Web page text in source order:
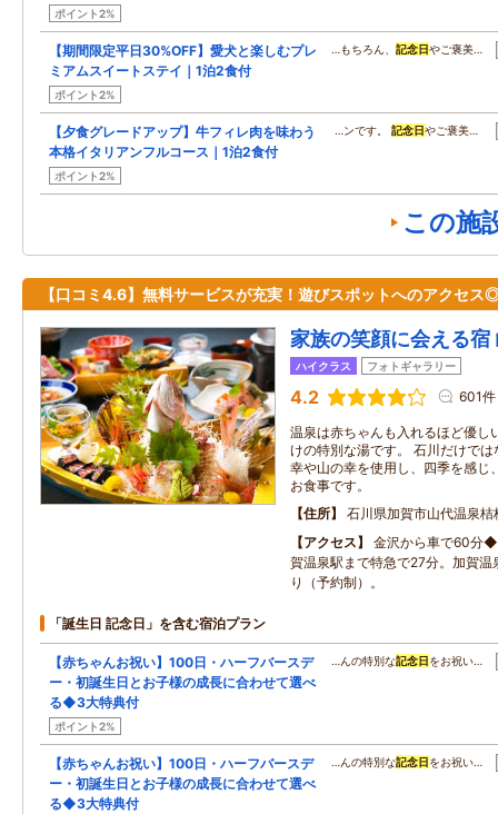
ポイント2%
【期間限定平日30%OFF】愛犬と楽しむプレ
ミアムスイートステイ｜1泊2食付
ポイント2%
…もちろん、 記念日やご褒美…
【夕食グレードアップ】牛フィレ肉を味わう
本格イタリアンフルコース｜1泊2食付
ポイント2%
…ンです。記念日やご褒美…
この施
【口コミ4.6】無料サービスが充実！遊びスポットへのアクセス
家族の笑顔に会える宿
ハイクラス フォトギャラリー
4.2 601件
温泉は赤ちゃんも入れるほど優し
けの特別な湯です。 石川だけで
幸や山の幸を使用し、四季を感じ
お食事です。
住所
石川県加賀市山代温泉
アクセス
金沢から車で60分
賀温泉駅まで特急で27分。加賀温
り（予約制）。
「誕生日 記念日」を含む宿泊プラン
【赤ちゃんお祝い】100日・ハーフバースデ
ー・初誕生日とお子様の成長に合わせて選べ
る◆3大特典付
ポイント2%
…んの特別な記念日 をお祝い…
【赤ちゃんお祝い】100日・ハーフバースデ
ー・初誕生日とお子様の成長に合わせて選べ
る◆3大特典付
…んの特別な記念日 をお祝い…